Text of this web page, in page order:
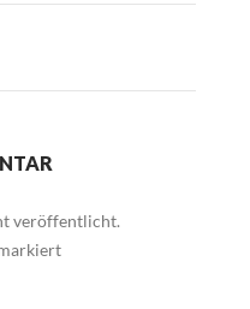
veröffentlicht.